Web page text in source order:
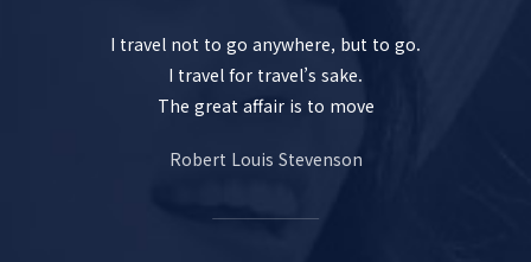
I travel not to go anywhere, but to go.
I travel for travel’s sake.
The great affair is to move
Robert Louis Stevenson